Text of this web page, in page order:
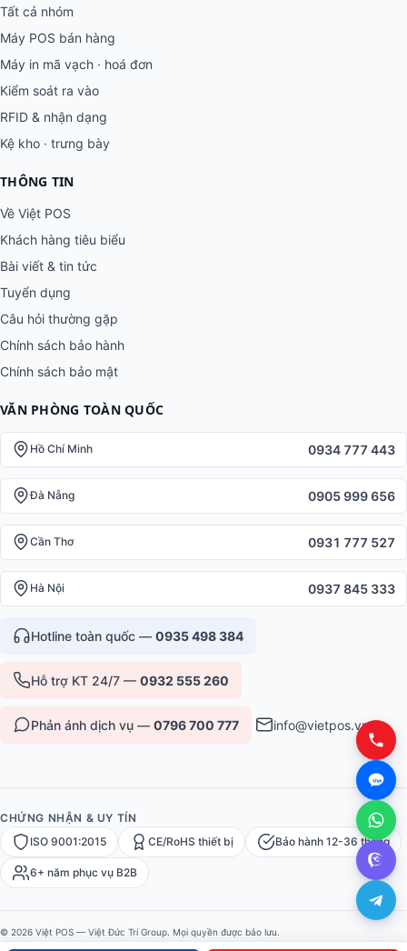
Tất cả nhóm
Máy POS bán hàng
Máy in mã vạch · hoá đơn
Kiểm soát ra vào
RFID & nhận dạng
Kệ kho · trưng bày
THÔNG TIN
Về Việt POS
Khách hàng tiêu biểu
Bài viết & tin tức
Tuyển dụng
Câu hỏi thường gặp
Chính sách bảo hành
Chính sách bảo mật
VĂN PHÒNG TOÀN QUỐC
Hồ Chí Minh 0934 777 443
Đà Nẵng 0905 999 656
Cần Thơ 0931 777 527
Hà Nội 0937 845 333
Hotline toàn quốc — 0935 498 384
Hỗ trợ KT 24/7 — 0932 555 260
Phản ánh dịch vụ — 0796 700 777 info@vietpos.vn
CHỨNG NHẬN & UY TÍN
ISO 9001:2015
CE/RoHS thiết bị Bảo hành 12-36 tháng
6+ năm phục vụ B2B
© 2026 Việt POS — Việt Đức Trí Group. Mọi quyền được bảo lưu.
Bảo mật·Điều khoản·Sitemap